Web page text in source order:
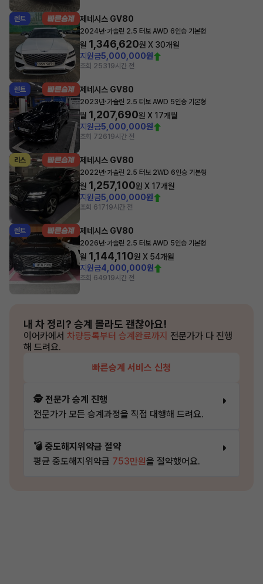
렌트 제네시스 GV80
2024년·가솔린 2.5 터보 AWD 6인승 기본형
월 1,346,620원 X 30개월
지원금5,000,000원
조회 25319시간 전
렌트 제네시스 GV80
2023년·가솔린 2.5 터보 AWD 5인승 기본형
월 1,207,690원 X 17개월
지원금5,000,000원
조회 72619시간 전
리스 제네시스 GV80
2022년·가솔린 2.5 터보 2WD 6인승 기본형
월 1,257,100원 X 17개월
지원금5,000,000원
조회 61719시간 전
렌트 제네시스 GV80
2026년·가솔린 2.5 터보 AWD 5인승 기본형
월 1,144,110원 X 54개월
지원금4,000,000원
조회 64919시간 전
내 차 정리? 승계 몰라도 괜찮아요!
이어카에서 차량등록부터 승계완료까지 전문가가 다 진행
해 드려요.
빠른승계 서비스 신청
🕵️ 전문가 승계 진행
전문가가 모든 승계과정을 직접 대행해 드려요.
💣 중도해지위약금 절약
평균 중도해지위약금 753만원을 절약했어요.